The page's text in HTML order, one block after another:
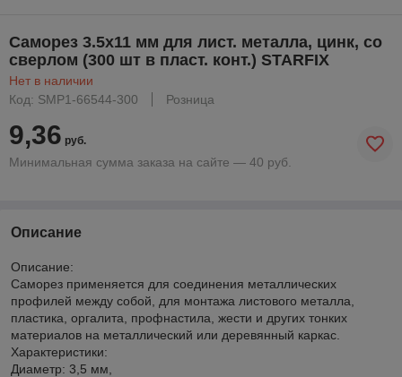
Саморез 3.5х11 мм для лист. металла, цинк, со
сверлом (300 шт в пласт. конт.) STARFIX
Нет в наличии
Код: SMP1-66544-300
Розница
9,36 руб.
Минимальная сумма заказа на сайте — 40 руб.
Описание
Описание:
Саморез применяется для соединения металлических
профилей между собой, для монтажа листового металла,
пластика, оргалита, профнастила, жести и других тонких
материалов на металлический или деревянный каркас.
Характеристики:
Диаметр: 3,5 мм,